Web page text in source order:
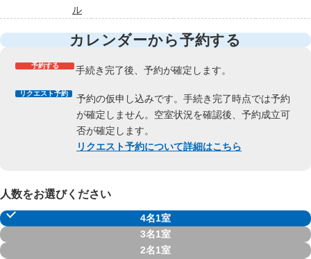
ル
カレンダーから予約する
予約する 手続き完了後、予約が確定します。
リクエスト予約
予約の仮申し込みです。手続き完了時点では予約
が確定しません。空室状況を確認後、予約成立可
否が確定します。
リクエスト予約について詳細はこちら
人数をお選びください
4名1室
3名1室
2名1室